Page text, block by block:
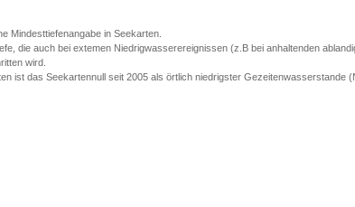
Mindesttiefenangabe in Seekarten.
die auch bei extemen Niedrigwasserereignissen (z.B bei anhaltenden
wird.
ist das Seekartennull seit 2005 als örtlich niedrigster Gezeitenwasserstande